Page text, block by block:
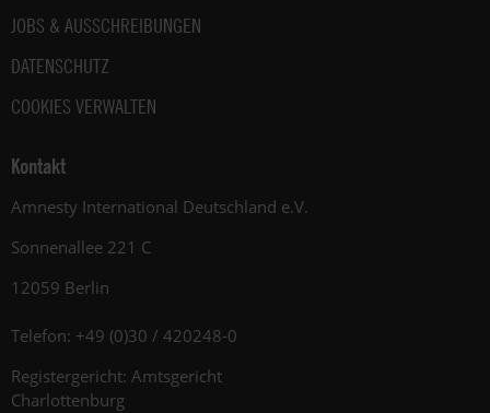
JOBS & AUSSCHREIBUNGEN
DATENSCHUTZ
COOKIES VERWALTEN
Kontakt
Amnesty International Deutschland e.V.
Sonnenallee 221 C
12059 Berlin
Telefon: +49 (0)30 / 420248-0
Registergericht: Amtsgericht
Charlottenburg